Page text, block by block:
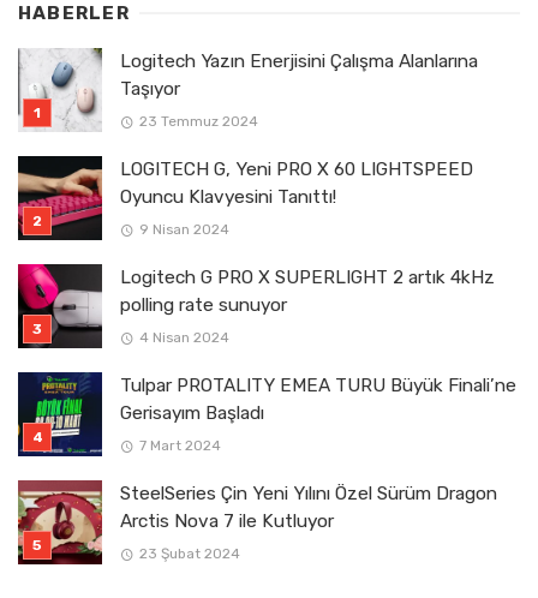
HABERLER
Logitech Yazın Enerjisini Çalışma Alanlarına
Taşıyor
23 Temmuz 2024
LOGITECH G, Yeni PRO X 60 LIGHTSPEED
Oyuncu Klavyesini Tanıttı!
9 Nisan 2024
Logitech G PRO X SUPERLIGHT 2 artık 4kHz
polling rate sunuyor
4 Nisan 2024
Tulpar PROTALITY EMEA TURU Büyük Finali’ne
Gerisayım Başladı
7 Mart 2024
SteelSeries Çin Yeni Yılını Özel Sürüm Dragon
Arctis Nova 7 ile Kutluyor
23 Şubat 2024